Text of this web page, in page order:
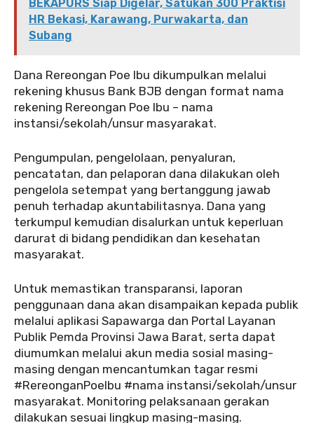
BEKAPURS Siap Digelar, Satukan 300 Praktisi
HR Bekasi, Karawang, Purwakarta, dan
Subang
Dana Rereongan Poe Ibu dikumpulkan melalui
rekening khusus Bank BJB dengan format nama
rekening Rereongan Poe Ibu – nama
instansi/sekolah/unsur masyarakat.
Pengumpulan, pengelolaan, penyaluran,
pencatatan, dan pelaporan dana dilakukan oleh
pengelola setempat yang bertanggung jawab
penuh terhadap akuntabilitasnya. Dana yang
terkumpul kemudian disalurkan untuk keperluan
darurat di bidang pendidikan dan kesehatan
masyarakat.
Untuk memastikan transparansi, laporan
penggunaan dana akan disampaikan kepada publik
melalui aplikasi Sapawarga dan Portal Layanan
Publik Pemda Provinsi Jawa Barat, serta dapat
diumumkan melalui akun media sosial masing-
masing dengan mencantumkan tagar resmi
#RereonganPoeIbu #nama instansi/sekolah/unsur
masyarakat. Monitoring pelaksanaan gerakan
dilakukan sesuai lingkup masing-masing.